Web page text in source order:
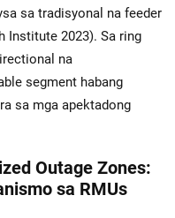
sa tradisyonal na feeder
Institute 2023). Sa ring
na
segment habang
sa mga apektadong
Outage Zones:
sa RMUs